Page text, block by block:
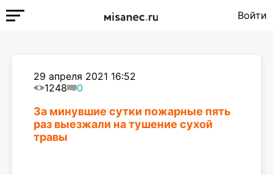
Войти
29 апреля 2021 16:52
1248
0
За минувшие сутки пожарные пять
раз выезжали на тушениe сухой
травы